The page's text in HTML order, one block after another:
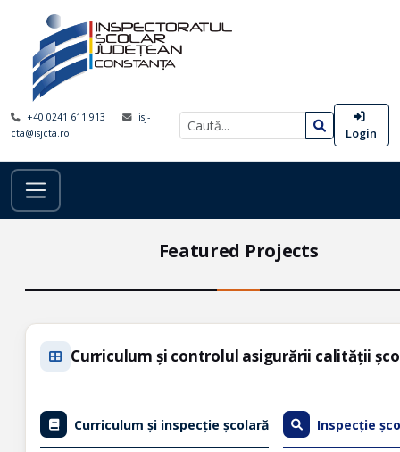
+40 0241 611 913
isj-
cta@isjcta.ro
Login
Featured Projects
Curriculum și controlul asigurării calității
Curriculum și inspecție școlară Inspecție